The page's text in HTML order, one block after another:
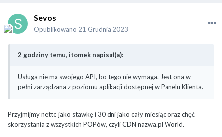
Sevos
Opublikowano 21 Grudnia 2023
2 godziny temu, itomek napisał(a):
Usługa nie ma swojego API, bo tego nie wymaga. Jest ona w
pełni zarządzana z poziomu aplikacji dostępnej w Panelu Klienta.
Przyjmijmy netto jako stawkę i 30 dni jako cały miesiąc oraz chęć
skorzystania z wszystkich POPów, czyli CDN nazwa.pl World.